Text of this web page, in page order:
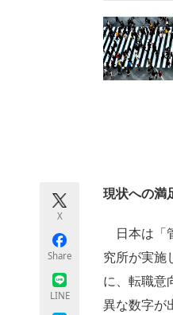
ビジネ
ITエン
X
Share
LINE
現状への満
日本は「
究所が実施
に、転職意
異な数字が